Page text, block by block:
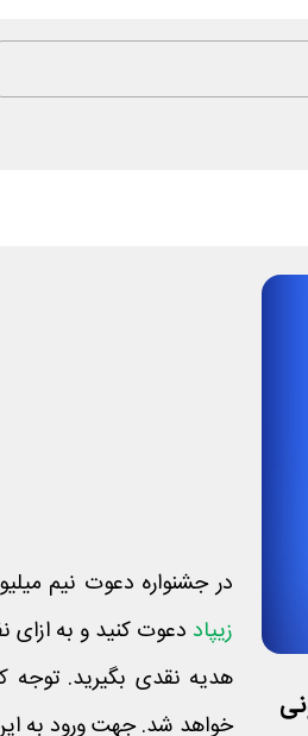
در جشنواره دعوت نیم
زیپاد
هدیه نقدی بگیرید. توجه
خواهد شد. جهت ورود به